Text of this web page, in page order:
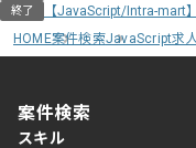
終了
【JavaScript/Intra-mart
HOME案件検索JavaScript求
案件検索
スキル